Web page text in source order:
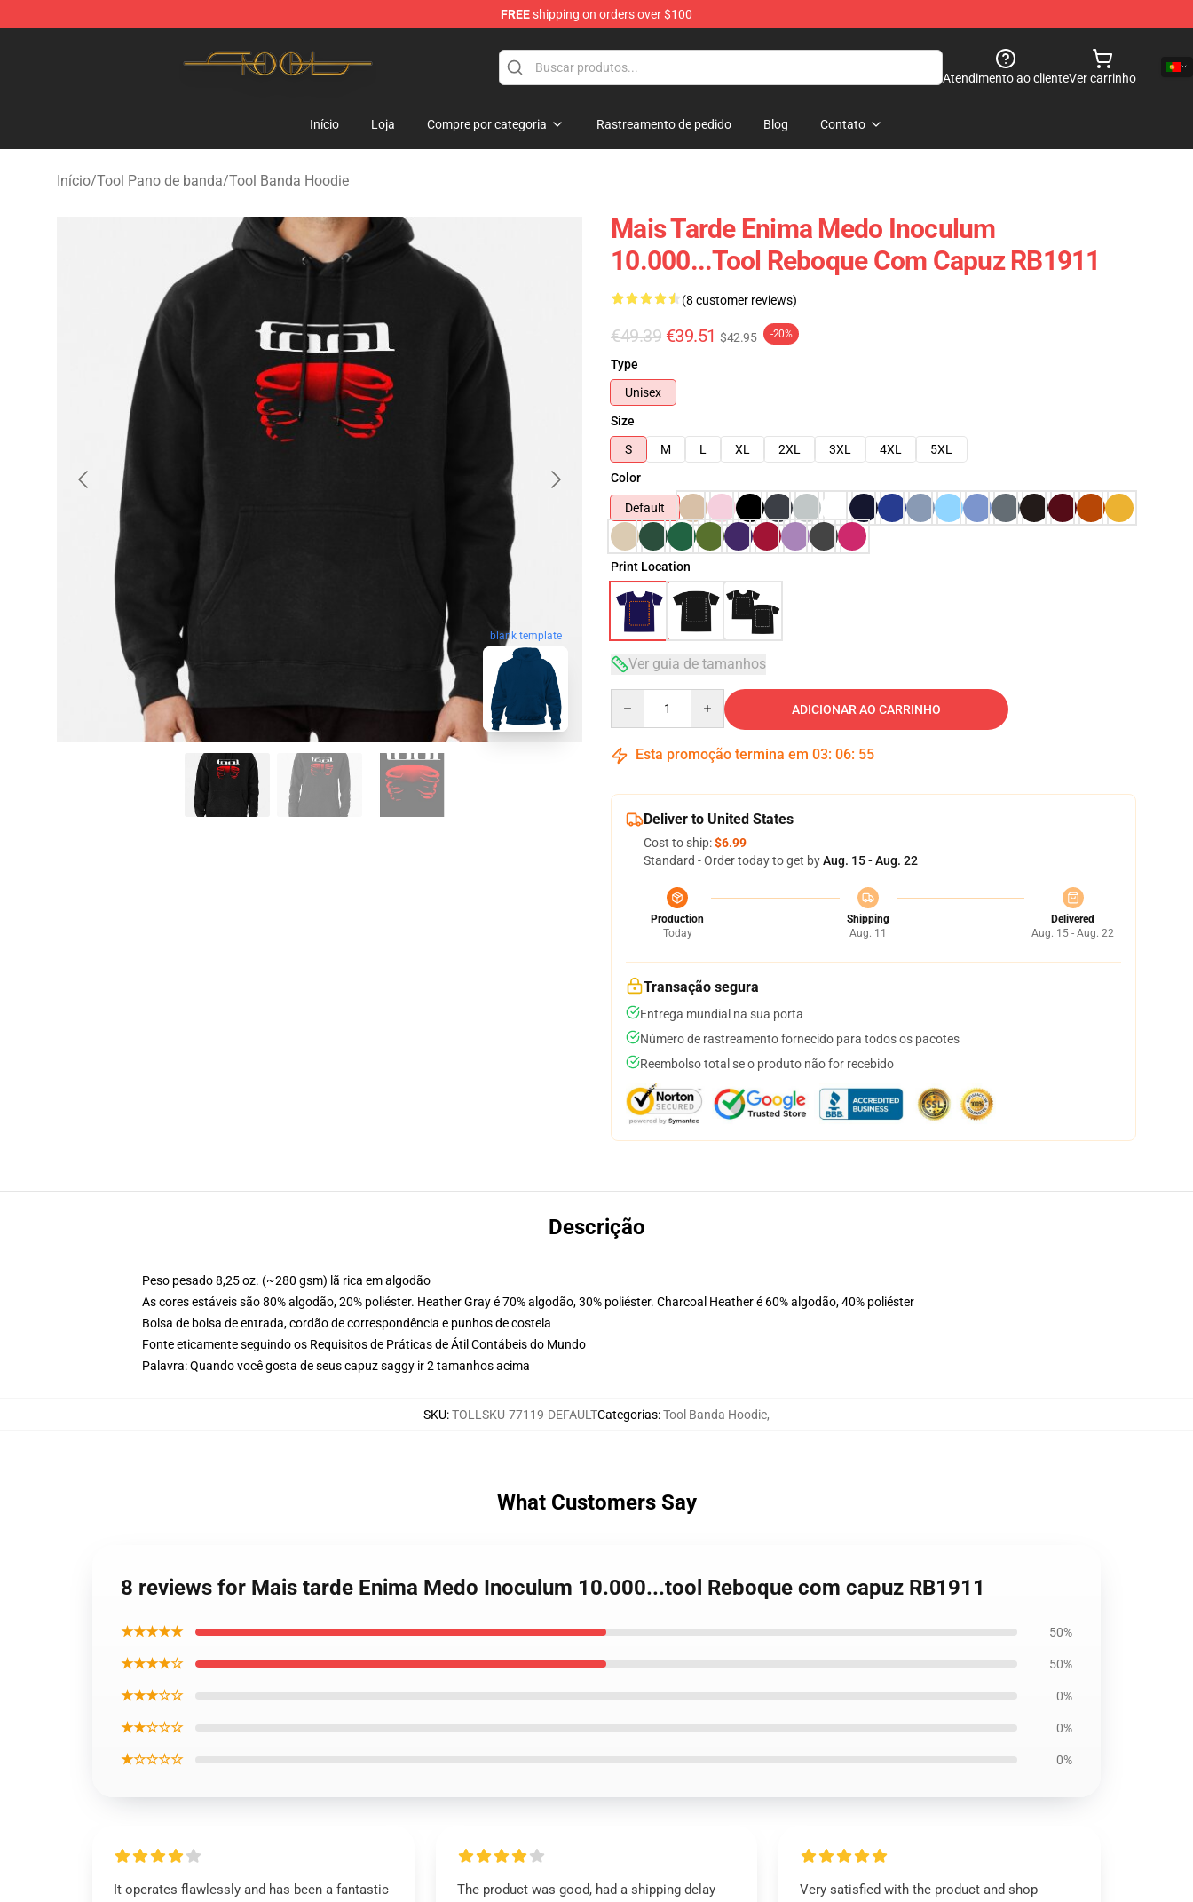
FREEshipping on orders over $100
Atendimento ao clienteVer carrinho
Início Loja Compre por categoria Rastreamento de pedido Blog Contato
Início/Tool Pano de banda/Tool Banda Hoodie
blank template
Mais Tarde Enima Medo Inoculum
10.000...tool Reboque Com Capuz RB1911
(8 customer reviews)
€49.39 €39.51 $42.95 -20%
Type
Unisex
Size
S
M L XL 2XL 3XL 4XL
5XL
Color
Default
Print Location
Ver guia de tamanhos
ADICIONAR AO CARRINHO
Esta promoção termina em 03: 06: 54
Deliver to United States
Cost to ship:$6.99
Standard - Order today to get byAug. 15 - Aug. 22
Production
Today
Shipping
Aug. 11
Delivered
Aug. 15 - Aug. 22
Transação segura
Entrega mundial na sua porta
Número de rastreamento fornecido para todos os pacotes
Reembolso total se o produto não for recebido
Descrição
Peso pesado 8,25 oz. (~280 gsm) lã rica em algodão
As cores estáveis são 80% algodão, 20% poliéster. Heather Gray é 70% algodão, 30% poliéster. Charcoal Heather é 60% algodão, 40% poliéster
Bolsa de bolsa de entrada, cordão de correspondência e punhos de costela
Fonte eticamente seguindo os Requisitos de Práticas de Átil Contábeis do Mundo
Palavra: Quando você gosta de seus capuz saggy ir 2 tamanhos acima
SKU:TOLLSKU-77119-DEFAULTCategorias:Tool Banda Hoodie,
What Customers Say
8 reviews for Mais tarde Enima Medo Inoculum 10.000...tool Reboque com capuz RB1911
★★★★★ 50%
★★★★☆ 50%
★★★☆☆ 0%
★★☆☆☆ 0%
★☆☆☆☆ 0%
It operates flawlessly and has been a fantastic
The product was good, had a shipping delay
Very satisfied with the product and shop